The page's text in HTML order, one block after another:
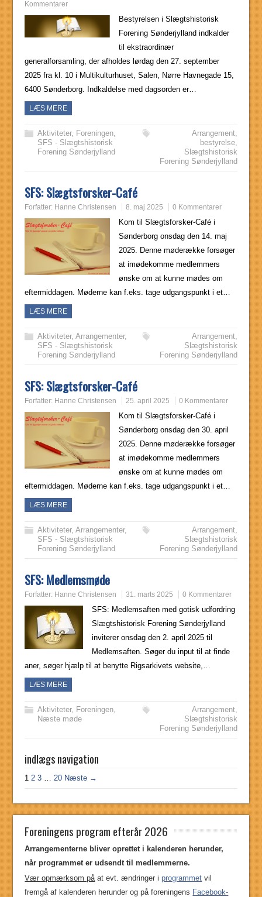
Kommentarer
Bestyrelsen i Slægtshistorisk
Forening Sønderjylland indkalder
til ekstraordinær
generalforsamling, der afholdes lørdag den 27. september
2025 fra kl. 10 i Multikulturhuset, Salen, Nørre Havnegade 15,
6400 Sønderborg. Indkaldelse med dagsorden er…
LÆS MERE
Aktiviteter, Foreningen
SFS - Slægtshistorisk
Forening Sønderjylland
Arrangement,
bestyrelse,
Slægtshistorisk
Forening Sønderjylland
SFS: Slægtsforsker-Café
Forfatter: Hanne Christensen 8. maj 2025 0 Kommentarer
Kom til Slægtsforsker-Café i
Sønderborg onsdag den 14. maj
2025. Denne møderække forsøger
at imødekomme medlemmers
ønske om at kunne mødes om
eftermiddagen. Møderne kan f.eks. tage udgangspunkt i et…
LÆS MERE
Aktiviteter,Arrangementer,
SFS - Slægtshistorisk
Forening Sønderjylland
Arrangement,
Slægtshistorisk
Forening Sønderjylland
SFS: Slægtsforsker-Café
Forfatter: Hanne Christensen 25. april 2025 0 Kommentarer
Kom til Slægtsforsker-Café i
Sønderborg onsdag den 30. april
2025. Denne møderække forsøger
at imødekomme medlemmers
ønske om at kunne mødes om
eftermiddagen. Møderne kan f.eks. tage udgangspunkt i et…
LÆS MERE
Aktiviteter,Arrangementer,
SFS - Slægtshistorisk
Forening Sønderjylland
Arrangement,
Slægtshistorisk
Forening Sønderjylland
SFS: Medlemsmøde
Forfatter: Hanne Christensen 31. marts 2025 0 Kommentarer
SFS: Medlemsaften med gotisk udfordring
Slægtshistorisk Forening Sønderjylland
inviterer onsdag den 2. april 2025 til
Medlemsaften. Søger du input til at finde
aner, søger hjælp til at benytte Rigsarkivets website,…
LÆS MERE
Aktiviteter, Foreningen
Næste møde
Arrangement,
Slægtshistorisk
Forening Sønderjylland
indlægs navigation
1 2 3 20 Næste →
Foreningens program efterår 2026
Arrangementerne bliver oprettet i kalenderen herunder,
når programmet er udsendt til medlemmerne.
Vær opmærksom på at evt. ændringer iprogrammet vil
fremgå af kalenderen herunder og på foreningens Facebook-